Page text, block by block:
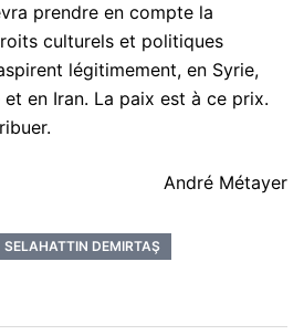
prendre en compte la
culturels et politiques
légitimement, en Syrie,
et en Iran. La paix est à ce prix.
André Métayer
SELAHATTIN DEMIRTAŞ